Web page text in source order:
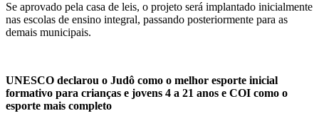
Se aprovado pela casa de leis, o projeto será implantado inicialmente
nas escolas de ensino integral, passando posteriormente para as
demais municipais.
UNESCO declarou o Judô como o melhor esporte inicial
formativo para crianças e jovens 4 a 21 anos e COI como o
esporte mais completo